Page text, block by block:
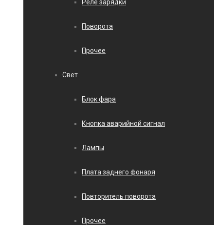
Реле зарядки
Поворота
Прочее
Свет
Блок фара
Кнопка аварийной сигнал
Лампы
Плата заднего фонаря
Повторитель поворота
Прочее